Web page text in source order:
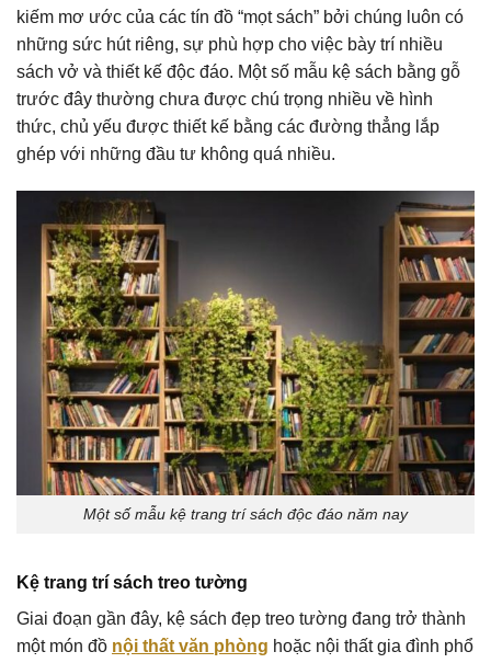
kiếm mơ ước của các tín đồ “mọt sách” bởi chúng luôn có
những sức hút riêng, sự phù hợp cho việc bày trí nhiều
sách vở và thiết kế độc đáo. Một số mẫu kệ sách bằng gỗ
trước đây thường chưa được chú trọng nhiều về hình
thức, chủ yếu được thiết kế bằng các đường thẳng lắp
ghép với những đầu tư không quá nhiều.
Một số mẫu kệ trang trí sách độc đáo năm nay
Kệ trang trí sách treo tường
Giai đoạn gần đây, kệ sách đẹp treo tường đang trở thành
một món đồ nội thất văn phòng hoặc nội thất gia đình phổ